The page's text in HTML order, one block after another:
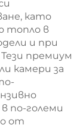
като
топло в
и при
премиум
камери за
по-големи
от